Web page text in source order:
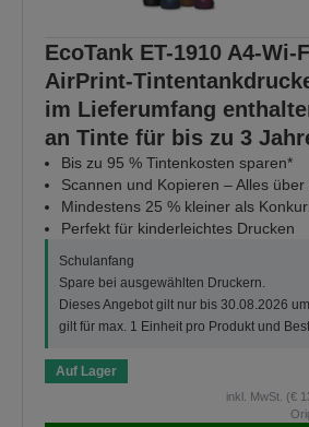
EcoTank ET-1910 A4-Wi-
AirPrint-
im Lieferumfang
an Tinte für bis zu 3
Bis zu 95 % Tintenkosten sparen*
Scannen und Kopieren – Alles über
Mindestens 25 % kleiner als
Perfekt für kinderleichtes Drucken
Schulanfang
Spare bei ausgewählten Druckern.
Dieses Angebot gilt nur bis 30.08.2026
gilt für max. 1 Einheit pro Produkt und
Auf Lager
inkl. MwSt. (€